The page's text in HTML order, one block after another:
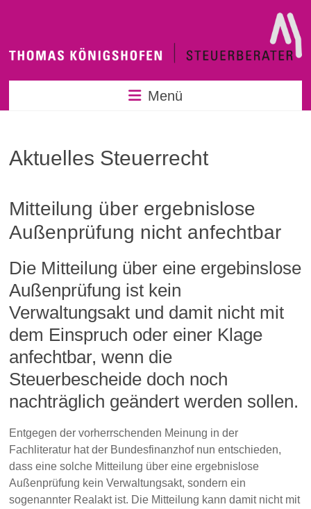
Menü
Aktuelles Steuerrecht
Mitteilung über ergebnislose
Außenprüfung nicht anfechtbar
Die Mitteilung über eine ergebinslose
Außenprüfung ist kein
Verwaltungsakt und damit nicht mit
dem Einspruch oder einer Klage
anfechtbar, wenn die
Steuerbescheide doch noch
nachträglich geändert werden sollen.
Entgegen der vorherrschenden Meinung in der
Fachliteratur hat der Bundesfinanzhof nun entschieden,
dass eine solche Mitteilung über eine ergebnislose
Außenprüfung kein Verwaltungsakt, sondern ein
sogenannter Realakt ist. Die Mitteilung kann damit nicht mit